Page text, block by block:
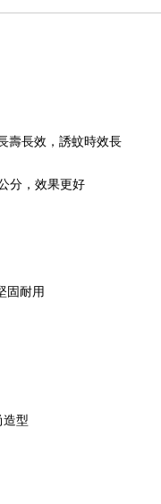
壽長效，誘蚊時效長
分，效果更好
固耐用
型